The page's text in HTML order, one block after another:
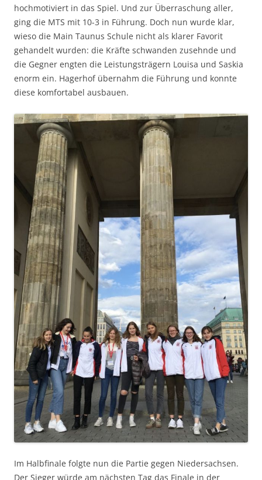
hochmotiviert in das Spiel. Und zur Überraschung aller,
ging die MTS mit 10-3 in Führung. Doch nun wurde klar,
wieso die Main Taunus Schule nicht als klarer Favorit
gehandelt wurden: die Kräfte schwanden zusehnde und
die Gegner engten die Leistungsträgern Louisa und Saskia
enorm ein. Hagerhof übernahm die Führung und konnte
diese komfortabel ausbauen.
Im Halbfinale folgte nun die Partie gegen Niedersachsen.
Der Sieger würde am nächsten Tag das Finale in der